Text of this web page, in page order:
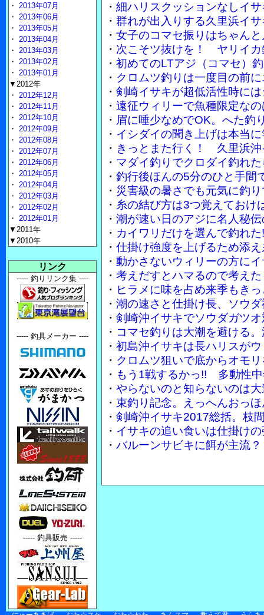
・ 細ハリスクッションなしイ
・ 群れが出入りする久里浜イ
・ 女子のコマセ振りはちゃん
・ 次こそツ抜けを！ ヤリイカ
・ 初めてのLTアジ（コマセ）
・ クロムツ釣りは一度目の前
・ 剣崎イサキが超低活性時に
・ 遠征ウィリーで魚種限定な
・ 眉に唾少なめでOK。へた釣
・ イシダイの聞き上げは本当
・ きっとまた行く！ 久里浜沖
・ マダイ釣りでクロダイ釣れ
・ 釣行後ほんの5分のひと手間
・ 災害級の暑さでも元気に釣
・ 糸の結び方は3つ覚えておけ
・ 潮が速い日のアジに名人秘
・ カイワリだけを選んで釣れ
・ 仕掛け強度を上げるため添
・ 動かさないウィリーの方に
・ 考えだすとハマるので考え
・ ヒラメに味を占め来季もき
・ 潮の速さと仕掛け長、ソウ
・ 剣崎沖イサキでソウダガツ
・ コマセ釣りは大潮を避ける
・ 初島沖イサキは長ハリスが
・ クロムツ狙いで底からオモ
・ もう1戦するかっ!! 多動性
・ やらないのと知らないのは
・ 束釣り記念。えっへんおっ
・ 剣崎沖イサキ2017総括。枝
・ イサキの追い食いは仕掛け
・ バルーンサビキに餌が主流
・ 2013年07月
・ 2013年06月
・ 2013年05月
・ 2013年04月
・ 2013年03月
・ 2013年02月
・ 2013年01月
▼2012年
・ 2012年12月
・ 2012年11月
・ 2012年10月
・ 2012年09月
・ 2012年08月
・ 2012年07月
・ 2012年06月
・ 2012年05月
・ 2012年04月
・ 2012年03月
・ 2012年02月
・ 2012年01月
▼2011年
▼2010年
リンク
----- 釣りリンク集 ----
----- 釣具メーカー ----
----- 釣具販売 -----